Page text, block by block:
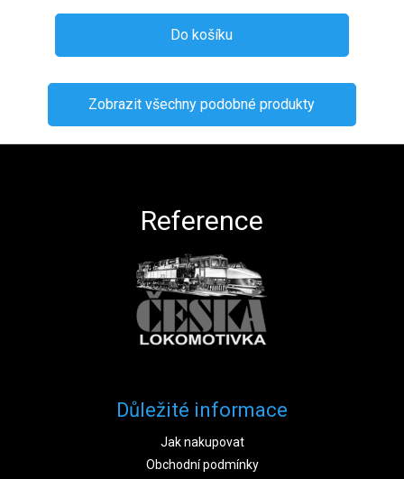
Do košíku
Zobrazit všechny podobné produkty
Reference
Důležité informace
Jak nakupovat
Obchodní podmínky